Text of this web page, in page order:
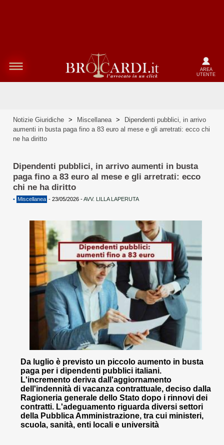
AREA
UTENTE
Notizie Giuridiche > Miscellanea >
Dipendenti pubblici, in arrivo
aumenti in busta paga fino a 83 euro al mese e gli arretrati: ecco chi
ne ha diritto
Dipendenti pubblici, in arrivo aumenti in busta
paga fino a 83 euro al mese e gli arretrati: ecco
chi ne ha diritto
• Miscellanea - 23/05/2026 -AVV. LILLA LAPERUTA
Da luglio è previsto un piccolo aumento in busta
paga per i dipendenti pubblici italiani.
L'incremento deriva dall'aggiornamento
dell'indennità di vacanza contrattuale, deciso dalla
Ragioneria generale dello Stato dopo i rinnovi dei
contratti. L'adeguamento riguarda diversi settori
della Pubblica Amministrazione, tra cui ministeri,
scuola, sanità, enti locali e università